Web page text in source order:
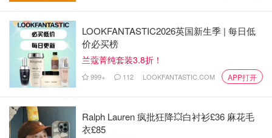
LOOKFANTASTIC2026英国新生季 | 每日低
价必买榜
兰蔻菁纯套装3.8折！
999+ 112 LOOKFANTASTIC.COM APP打开
Ralph Lauren 疯批狂降💥白衬衫£36 麻花毛
衣£85